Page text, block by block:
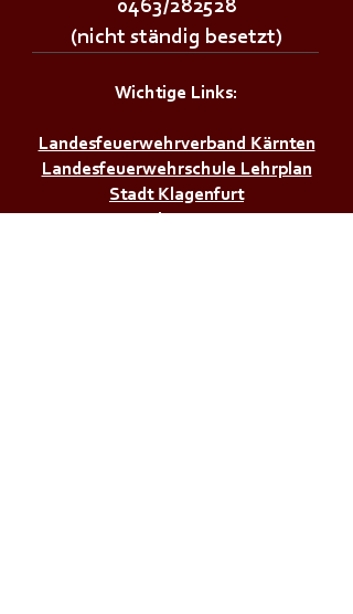
0463/282528
(nicht ständig besetzt)
Wichtige Links:
Landesfeuerwehrverband Kärnten
Landesfeuerwehrschule Lehrplan
Stadt Klagenfurt